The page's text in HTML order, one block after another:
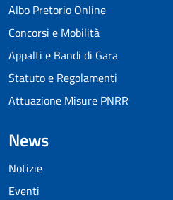
Albo Pretorio Online
Concorsi e Mobilità
Appalti e Bandi di Gara
Statuto e Regolamenti
Attuazione Misure PNRR
News
Notizie
Eventi